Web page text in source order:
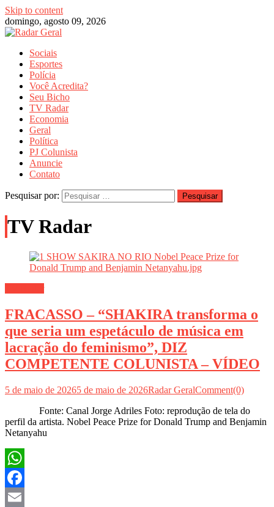
Skip to content
domingo, agosto 09, 2026
Sociais
Esportes
Polícia
Você Acredita?
Seu Bicho
TV Radar
Economia
Geral
Política
PJ Colunista
Anuncie
Contato
Pesquisar por:
TV Radar
FRACASSO – “SHAKIRA transforma o
que seria um espetáculo de música em
lacração do feminismo”, DIZ
COMPETENTE COLUNISTA – VÍDEO
5 de maio de 20265 de maio de 2026Radar GeralComment(0)
Fonte: Canal Jorge Adriles Foto: reprodução de tela do
perfil da artista. Nobel Peace Prize for Donald Trump and Benjamin
Netanyahu
WhatsApp
Facebook